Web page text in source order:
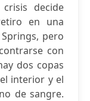
decide
en una
pero
con
dos copas
interior y el
de sangre.